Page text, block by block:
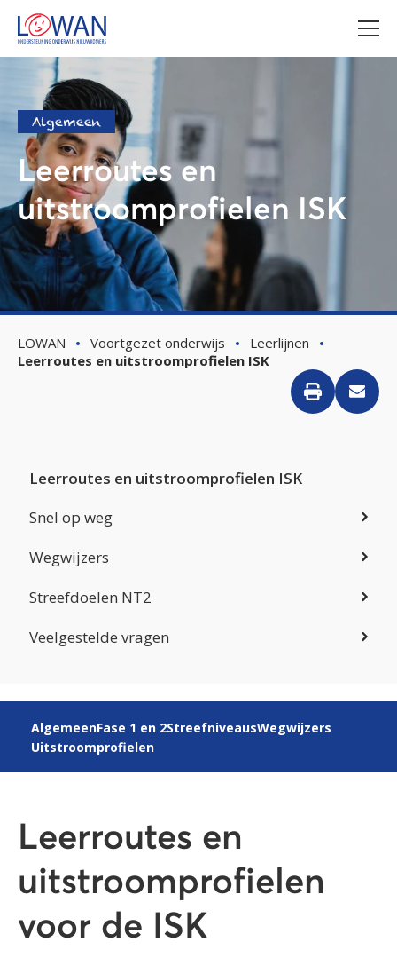
Algemeen
Leerroutes en
uitstroomprofielen ISK
LOWAN Voortgezet onderwijs
Leerlijnen
Leerroutes en uitstroomprofielen ISK
Leerroutes en uitstroomprofielen ISK
Snel op weg
Wegwijzers
Streefdoelen NT2
Veelgestelde vragen
AlgemeenFase 1 en 2StreefniveausWegwijzers
Uitstroomprofielen
Leerroutes en
uitstroomprofielen
voor de ISK